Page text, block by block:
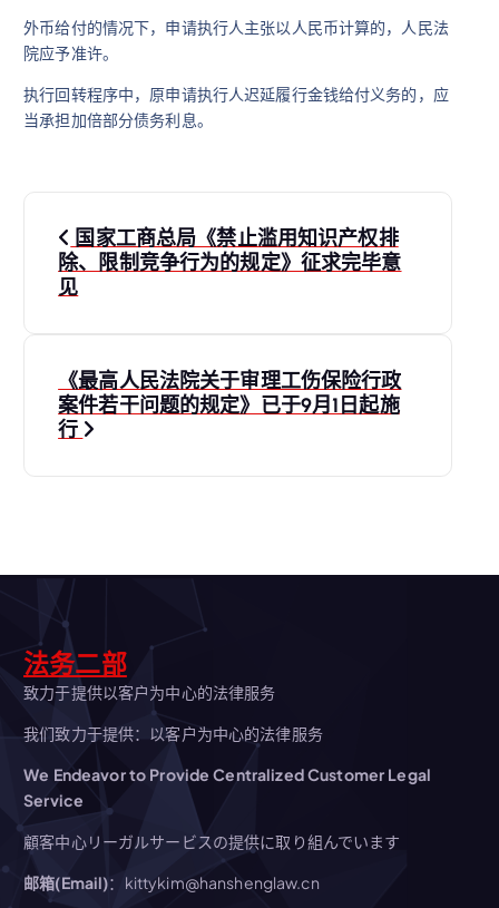
外币给付的情况下，申请执行人主张以人民币计算的，人民法
院应予准许。
执行回转程序中，原申请执行人迟延履行金钱给付义务的，应
当承担加倍部分债务利息。
文
章
航
国家工商总局《禁止滥用知识产权排
除、限制竞争行为的规定》征求完毕意
见
《最高人民法院关于审理工伤保险行政
案件若干问题的规定》已于9月1日起施
行
法务二部
致力于提供以客户为中心的法律服务
我们致力于提供：以客户为中心的法律服务
We Endeavor to Provide Centralized Customer Legal
Service
顧客中心リーガルサービスの提供に取り組んでいます
邮箱(Email)：kittykim@hanshenglaw.cn